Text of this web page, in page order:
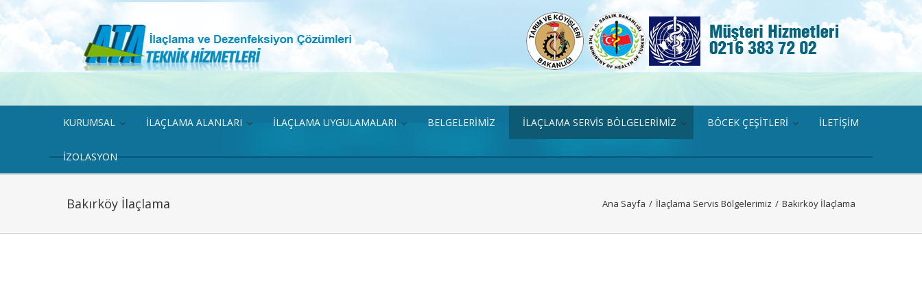
KURUMSAL İLAÇLAMA ALANLARI İLAÇLAMA UYGULAMALARI BELGELERİMİZ İLAÇLAMA SERVİS BÖLGELERİMİZ BÖCEK ÇEŞİTLERİ İLETİŞİM
IZOLASYON
Bakırköy İlaçlama Ana Sayfa / İlaçlama Servis Bölgelerimiz / Bakırköy İlaçlama